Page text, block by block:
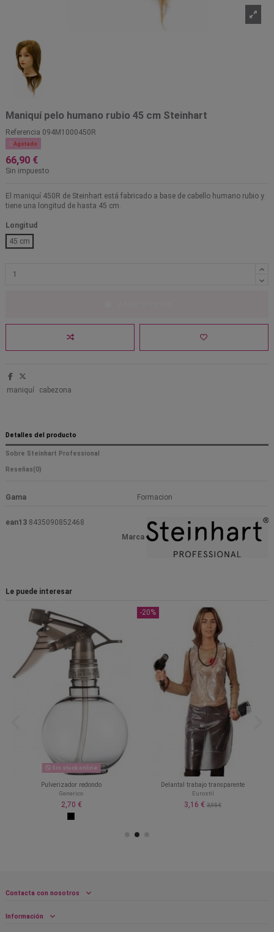
Maniquí pelo humano rubio 45 cm Steinhart
Referencia 094M1000450R
 Agotado
66,90 €
Sin impuesto
El maniquí 450R de Steinhart está fabricado a base de cabello humano rubio y
tiene una longitud de hasta 45 cm.
Longitud
45 cm
maniquí cabezona
Detalles del producto
Sobre Steinhart Professional
Reseñas(0)
Gama Formacion
Marca
ean13 8435090852468
Le puede interesar
Sin stock online
Pulverizador redondo
Generico
2,70 €
-20%
Delantal trabajo transparente
Eurostil
3,16 € 3,95 €
Contacta con nosotros
Información